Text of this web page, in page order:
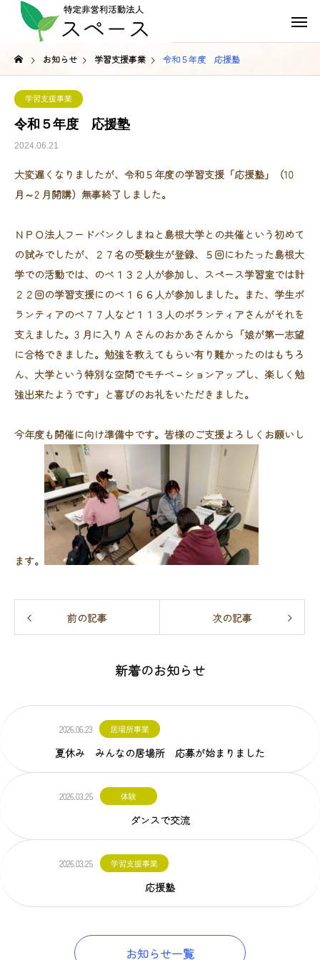
お知らせ 学習支援事業 令和５年度 応援塾
学習支援事業
令和５年度 応援塾
2024.06.21
大変遅くなりましたが、令和５年度の学習支援「応援塾」（10
月～2 月開講）無事終了しました。
ＮＰＯ法人フードバンクしまねと島根大学との共催という初めて
の試みでしたが、２７名の受験生が登録、５回にわたった島根大
学での活動では、のべ１３２人が参加し、スペース学習室では計
２２回の学習支援にのべ１６６人が参加しました。また、学生ボ
ランティアのべ７７人など１１３人のボランティアさんがそれを
支えました。3 月に入り A さんのおかあさんから「娘が第一志望
に合格できました。勉強を教えてもらい有り難かったのはもちろ
ん、大学という特別な空間でモチベ－ションアップし、楽しく勉
強出来たようです」と喜びのお礼をいただきました。
今年度も開催に向け準備中です。皆様のご支援よろしくお願いし
ます。
前の記事 次の記事
新着のお知らせ
2026.06.23 居場所事業
夏休み みんなの居場所 応募が始まりました
2026.03.25 体験
ダンスで交流
2026.03.25 学習支援事業
応援塾
お知らせ一覧